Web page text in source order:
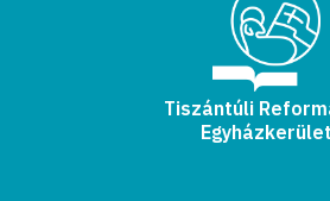
Tiszántúli
Egyházkerület